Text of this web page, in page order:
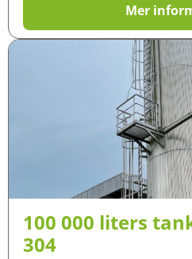
Mer
100 000 liters
304